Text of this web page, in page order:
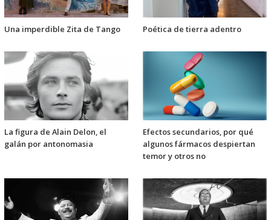
Una imperdible Zita de Tango Poética de tierra adentro
La figura de Alain Delon, el
galán por antonomasia
Efectos secundarios, por qué
algunos fármacos despiertan
temor y otros no